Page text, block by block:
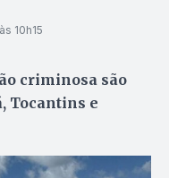
10h15
criminosa são
Tocantins e